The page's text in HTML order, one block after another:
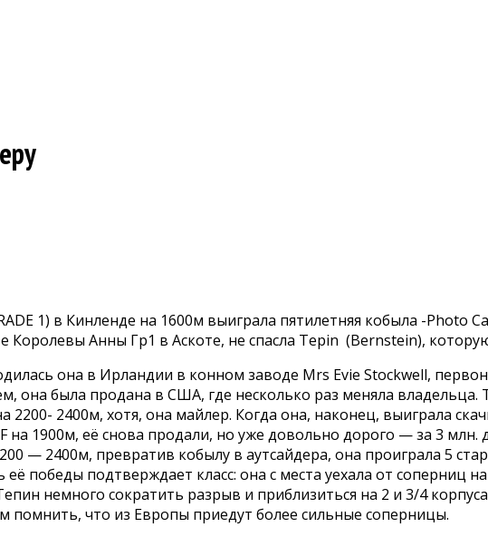
1) в Кинленде на 1600м выиграла пятилетняя кобыла -Photo
Королевы Анны Гр1 в Аскоте, не спасла Tepin (Bernstein),
она в Ирландии в конном заводе Mrs Evie Stockwell,
она была продана в США, где несколько раз меняла
2400м, хотя, она майлер. Когда она, наконец, выиграла
на 1900м, её снова продали, но уже довольно дорого — за 3
— 2400м, превратив кобылу в аутсайдера, она проиграла 5
победы подтверждает класс: она с места уехала от соперниц
немного сократить разрыв и приблизиться на 2 и 3/4
помнить, что из Европы приедут более сильные соперницы.